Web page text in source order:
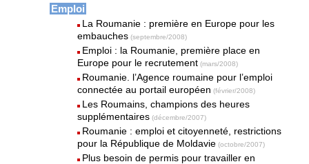
Emploi
La Roumanie : première en Europe pour les
embauches (septembre/2008)
Emploi : la Roumanie, première place en
Europe pour le recrutement (mars/2008)
Roumanie. l’Agence roumaine pour l’emploi
connectée au portail européen (février/2008)
Les Roumains, champions des heures
supplémentaires (décembre/2007)
Roumanie : emploi et citoyenneté, restrictions
pour la République de Moldavie (octobre/2007)
Plus besoin de permis pour travailler en